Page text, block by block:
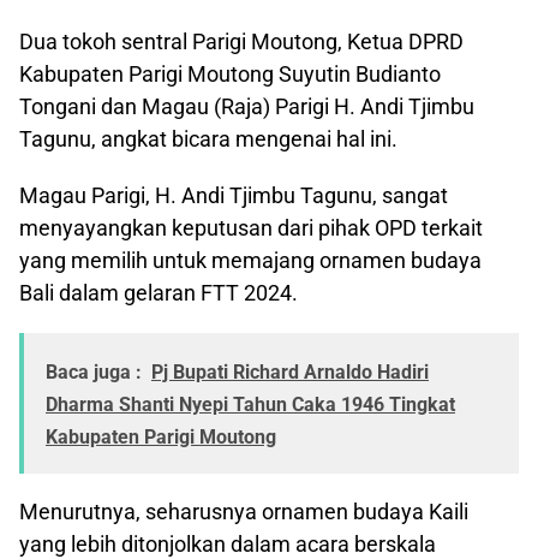
Dua tokoh sentral Parigi Moutong, Ketua DPRD
Kabupaten Parigi Moutong Suyutin Budianto
Tongani dan Magau (Raja) Parigi H. Andi Tjimbu
Tagunu, angkat bicara mengenai hal ini.
Magau Parigi, H. Andi Tjimbu Tagunu, sangat
menyayangkan keputusan dari pihak OPD terkait
yang memilih untuk memajang ornamen budaya
Bali dalam gelaran FTT 2024.
Baca juga :
Pj Bupati Richard Arnaldo Hadiri
Dharma Shanti Nyepi Tahun Caka 1946 Tingkat
Kabupaten Parigi Moutong
Menurutnya, seharusnya ornamen budaya Kaili
yang lebih ditonjolkan dalam acara berskala